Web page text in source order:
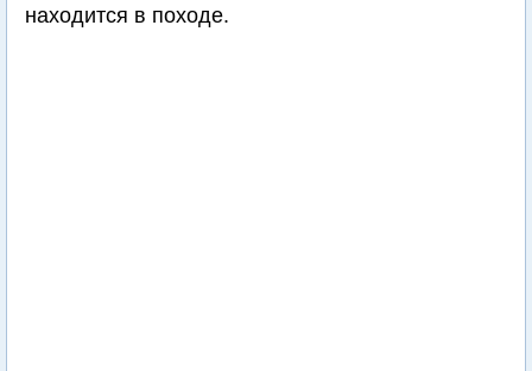
находится в походе.